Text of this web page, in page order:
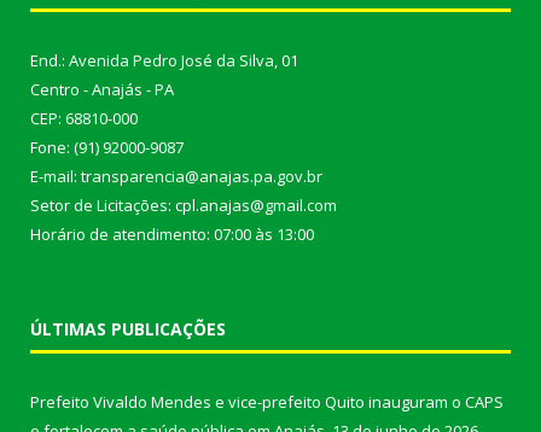
End.: Avenida Pedro José da Silva, 01
Centro - Anajás - PA
CEP: 68810-000
Fone: (91) 92000-9087
E-mail: transparencia@anajas.pa.gov.br
Setor de Licitações: cpl.anajas@gmail.com
Horário de atendimento: 07:00 às 13:00
ÚLTIMAS PUBLICAÇÕES
Prefeito Vivaldo Mendes e vice-prefeito Quito inauguram o CAPS